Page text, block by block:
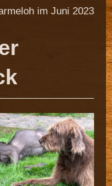
im Juni 2023